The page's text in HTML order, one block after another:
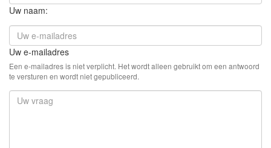
Uw naam:
Uw e-mailadres
Een e-mailadres is niet verplicht. Het wordt alleen gebruikt om een antwoord
te versturen en wordt niet gepubliceerd.